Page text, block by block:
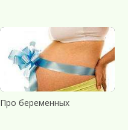
Про беременных